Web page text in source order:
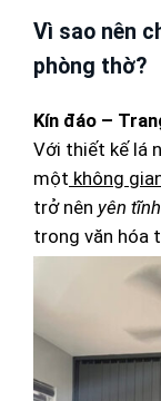
Vì sao nên
phòng thờ?
Kín đáo –
Với thiết kế lá
một không
trở nên yên
trong văn hóa